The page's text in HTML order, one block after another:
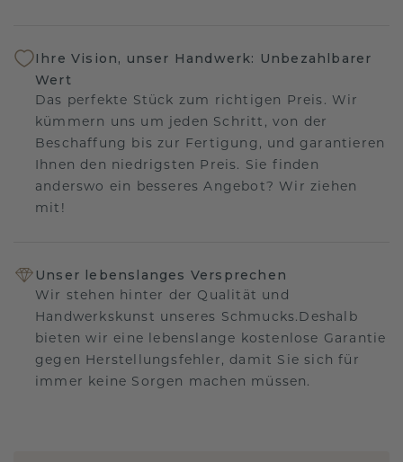
Ihre Vision, unser Handwerk: Unbezahlbarer
Wert
Das perfekte Stück zum richtigen Preis. Wir
kümmern uns um jeden Schritt, von der
Beschaffung bis zur Fertigung, und garantieren
Ihnen den niedrigsten Preis. Sie finden
anderswo ein besseres Angebot? Wir ziehen
mit!
Unser lebenslanges Versprechen
Wir stehen hinter der Qualität und
Handwerkskunst unseres Schmucks.Deshalb
bieten wir eine lebenslange kostenlose Garantie
gegen Herstellungsfehler, damit Sie sich für
immer keine Sorgen machen müssen.